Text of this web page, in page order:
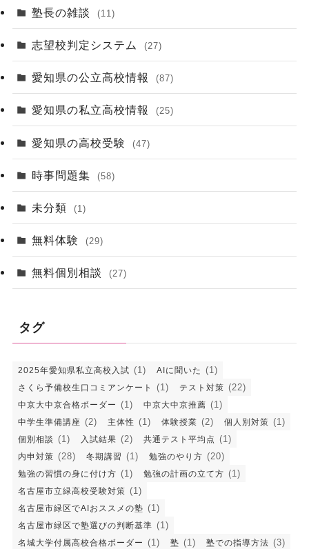
塾長の雑談 (11)
志望校判定システム (27)
愛知県の公立高校情報 (87)
愛知県の私立高校情報 (25)
愛知県の高校受験 (47)
時事問題集 (58)
未分類 (1)
無料体験 (29)
無料個別相談 (27)
タグ
2025年愛知県私立高校入試 (1) AIに聞いた (1)
さくら予備校生口コミアンケート (1) テスト対策 (22)
中京大中京合格ボーダー (1) 中京大中京推薦 (1)
中学生準備講座 (2) 主体性 (1) 体験授業 (2) 個人別対策 (1)
個別相談 (1) 入試結果 (2) 共通テスト平均点 (1)
内申対策 (28) 冬期講習 (1) 勉強のやり方 (20)
勉強の習慣の身に付け方 (1) 勉強の計画の立て方 (1)
名古屋市立緑高校受験対策 (1)
名古屋市緑区でAIおススメの塾 (1)
名古屋市緑区で塾選びの判断基準 (1)
名城大学付属高校合格ボーダー (1) 塾 (1) 塾での指導方法 (3)